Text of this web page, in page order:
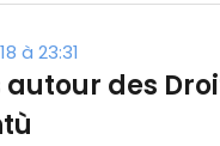
à 23:31
autour des